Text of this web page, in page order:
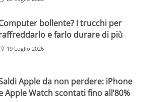
bollente? I trucchi per
e farlo durare di più
19 Luglio 2026
Apple da non perdere: iPhone
Apple Watch scontati fino all’80%